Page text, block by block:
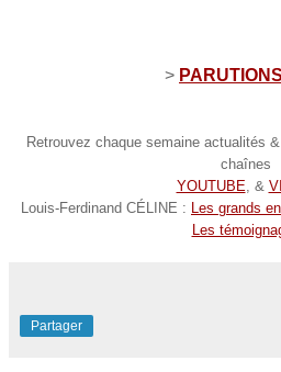
>
Retrouvez chaque semaine actualités
chaînes
YOUTUBE, &
Louis-Ferdinand CÉLINE : Les grands
Les
Partager